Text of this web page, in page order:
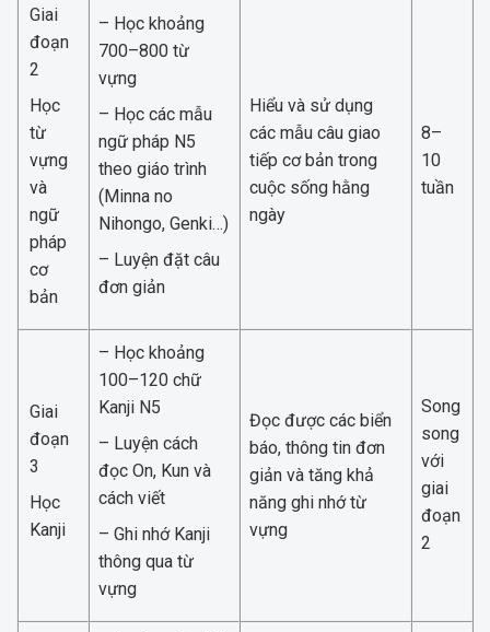
Giai
đoạn
2
Học
từ
vựng
và
ngữ
pháp
cơ
bản
– Học khoảng
700–800 từ
vựng
– Học các mẫu
ngữ pháp N5
theo giáo trình
(Minna no
Nihongo, Genki…)
– Luyện đặt câu
đơn giản
Hiểu và sử dụng
các mẫu câu giao
tiếp cơ bản trong
cuộc sống hằng
ngày
8–
10
tuần
Giai
đoạn
3
Học
Kanji
– Học khoảng
100–120 chữ
Kanji N5
– Luyện cách
đọc On, Kun và
cách viết
– Ghi nhớ Kanji
thông qua từ
vựng
Đọc được các biển
báo, thông tin đơn
giản và tăng khả
năng ghi nhớ từ
vựng
Song
song
với
giai
đoạn
2